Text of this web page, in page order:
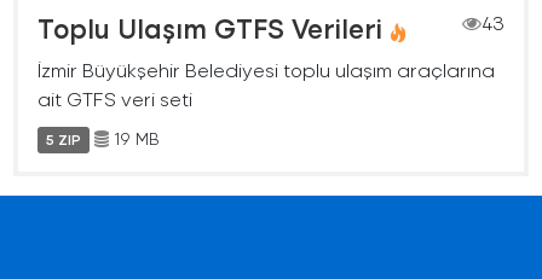
Toplu Ulaşım GTFS Verileri
43
İzmir Büyükşehir Belediyesi toplu ulaşım araçlarına
ait GTFS veri seti
5 ZIP 19 MB